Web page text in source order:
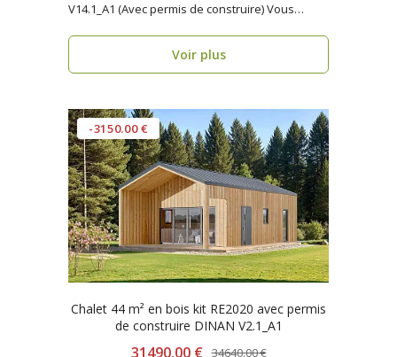
V14.1_A1 (Avec permis de construire) Vous
Voir plus
-3150.00 €
Chalet 44 m² en bois kit RE2020 avec permis
de construire DINAN V2.1_A1
31490.00 € 34640.00 €